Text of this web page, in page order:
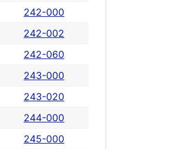
242-000
242-002
242-060
243-000
243-020
244-000
245-000